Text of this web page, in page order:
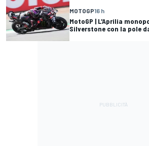
MOTOGP16 h
MotoGP | L'Aprilia
Silverstone con la pole